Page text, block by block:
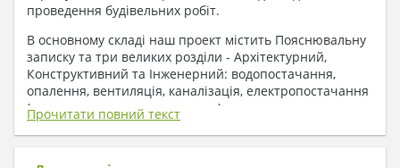
проведення будівельних робіт.
В основному складі наш проект містить Пояснювальну
записку та три великих розділи - Архітектурний,
Конструктивний та Інженерний: водопостачання,
опалення, вентиляція, каналізація, електропостачання
( купується за додаткову плату ).
1. До складу Архітектурного розділу
Прочитати повний текст